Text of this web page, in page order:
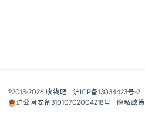
©2013-2026 收钱吧
沪ICP备13034423号-2
沪公网安备31010702004218号
隐私政策
0元开通收钱吧
即刻体验